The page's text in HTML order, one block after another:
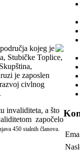
kojeg je
Stubičke Toplice,
je zaposlen
civlnog
invaliditeta, a što
započelo
450 stalnih članova.